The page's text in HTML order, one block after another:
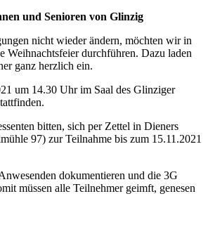
und Senioren von Glinzig
nicht wieder ändern, möchten wir in
Weihnachtsfeier durchführen. Dazu laden
ganz herzlich ein.
um 14.30 Uhr im Saal des Glinziger
bitten, sich per Zettel in Dieners
97) zur Teilnahme bis zum 15.11.2021
dokumentieren und die 3G
müssen alle Teilnehmer geimft, genesen